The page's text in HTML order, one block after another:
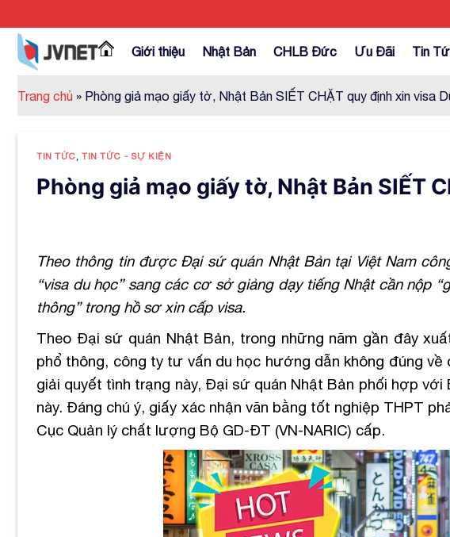
to
content
Giới thiệu Nhật Bản CHLB Đức Ưu Đãi Tin
Trang chủ » Phòng giả mạo giấy tờ, Nhật Bản SIẾT CHẶT quy định xin visa
TIN TỨC ,TIN TỨC - SỰ KIỆN
Phòng giả mạo giấy tờ, Nhật Bản SIẾT
Theo thông tin được Đại sứ quán Nhật Bản tại Việt Nam
“visa du học” sang các cơ sở giảng dạy tiếng Nhật cần nộp
thông” trong hồ sơ xin cấp visa.
Theo Đại sứ quán Nhật Bản, trong những năm gần đây
phổ thông, công ty tư vấn du học hướng dẫn không đúng
giải quyết tình trạng này, Đại sứ quán Nhật Bản phối hợp
này. Đáng chú ý, giấy xác nhận văn bằng tốt nghiệp THPT
Cục Quản lý chất lượng Bộ GD-ĐT (VN-NARIC) cấp.